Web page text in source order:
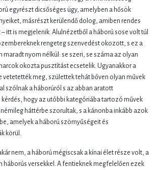
egyrészt dicsőséges ügy, amelyben a hősök
másrészt kerülendő dolog, amiben rendes
itt is megjelenik. Alulnézetből a háború sose volt túl
rengeteg szenvedést okozott, s ez a
nyom nélkül: se szeri, se száma az olyan
okozta pusztítást ecsetelik. Ugyanakkor a
vetetették meg, születtek tehát bőven olyan művek
szólnak a háborúról s az abban aratott
kérdés, hogy az utóbbi kategóriába tartozó művek
háttérbe szorultak, s a kánonba inkább azok
amelyek a háború szörnyűségeit és
körül.
nem, a háború mégiscsak a kínai élet része volt, a
háborús versekkel. A fentieknek megfelelően ezek